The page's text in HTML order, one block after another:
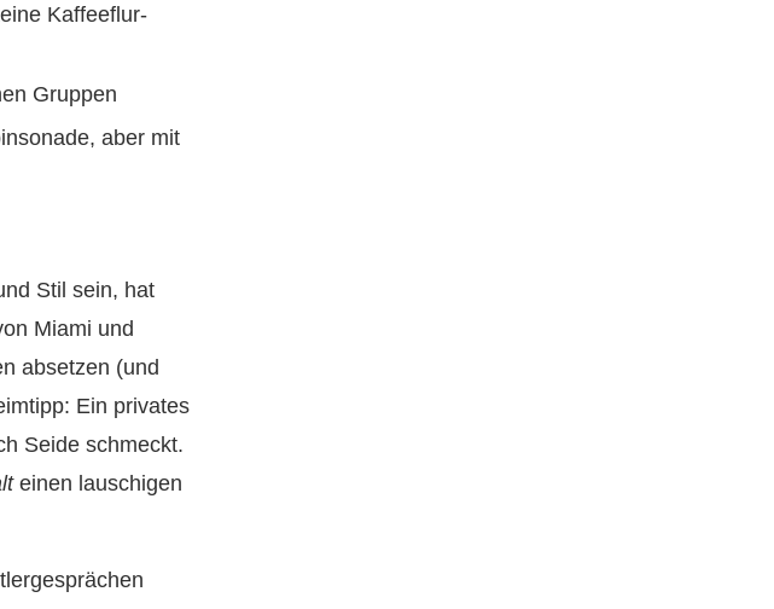
Kaffeeflur-
Gruppen
aber mit
Stil sein, hat
Miami und
absetzen (und
Ein privates
Seide schmeckt.
einen lauschigen